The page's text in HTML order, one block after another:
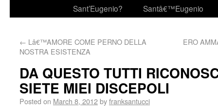
Sant’Eugenio?
Santâ€™Eugenio
← Lâ€™AMORE COME PERNO DELLA
NOSTRA ESISTENZA
ERO
DA QUESTO TUTTI
SIETE MIEI DISCEPOLI
Posted on March 8, 2012byfranksantucci